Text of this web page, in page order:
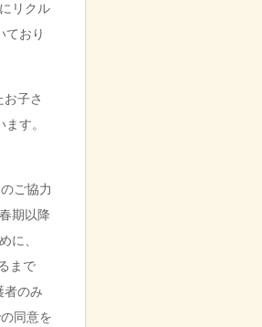
リクル
ており
お子さ
す。
ご協力
期以降
に、
まで
者のみ
同意を